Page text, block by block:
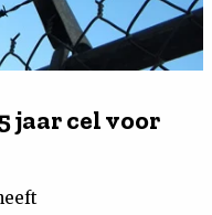
jaar cel voor